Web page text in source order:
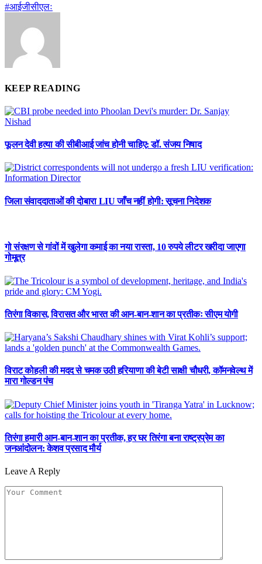
#आईजीसीएलः
KEEP READING
फूलन देवी हत्या की सीबीआई जांच होनी चाहिए: डॉ. संजय निषाद
जिला संवाददाताओं की दोबारा LIU जाँच नहीं होगी: सूचना निदेशक
गो संरक्षण से गांवों में खुलेगा कमाई का नया रास्ता, 10 रुपये लीटर खरीदा जाएगा
गोमूत्र
तिरंगा विकास, विरासत और भारत की आन-बान-शान का प्रतीकः सीएम योगी
विराट कोहली की मदद से चमक उठी हरियाणा की बेटी साक्षी चौधरी, कॉमनवेल्थ में
मारा गोल्डन पंच
तिरंगा हमारी आन-बान-शान का प्रतीक, हर घर तिरंगा बना राष्ट्रप्रेम का
जनआंदोलन: केशव प्रसाद मौर्य
Leave A Reply